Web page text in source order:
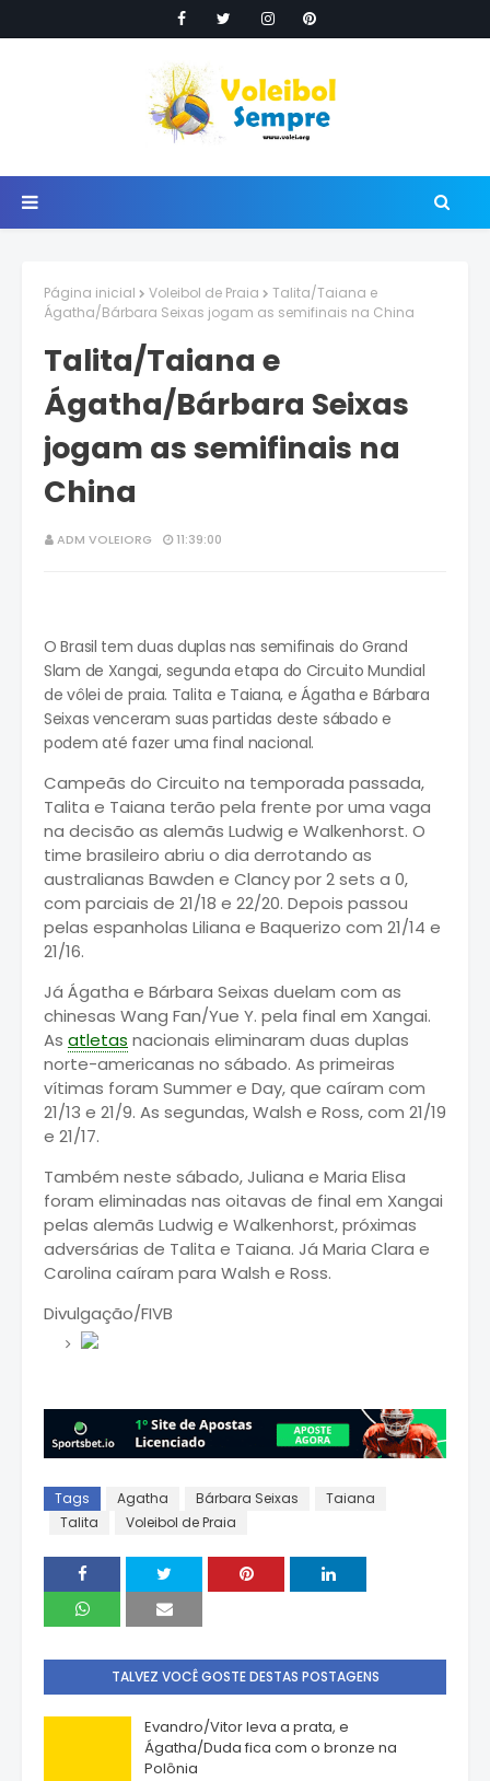
Página inicial Voleibol de Praia
Talita/Taiana e
Ágatha/Bárbara Seixas jogam as semifinais na China
Talita/Taiana e
Ágatha/Bárbara Seixas
jogam as semifinais na
China
ADM VOLEIORG 11:39:00
O Brasil tem duas duplas nas semifinais do Grand
Slam de Xangai, segunda etapa do Circuito Mundial
de vôlei de praia. Talita e Taiana, e Ágatha e Bárbara
Seixas venceram suas partidas deste sábado e
podem até fazer uma final nacional.
Campeãs do Circuito na temporada passada,
Talita e Taiana terão pela frente por uma vaga
na decisão as alemãs Ludwig e Walkenhorst. O
time brasileiro abriu o dia derrotando as
australianas Bawden e Clancy por 2 sets a 0,
com parciais de 21/18 e 22/20. Depois passou
pelas espanholas Liliana e Baquerizo com 21/14 e
21/16.
Já Ágatha e Bárbara Seixas duelam com as
chinesas Wang Fan/Yue Y. pela final em Xangai.
As atletas nacionais eliminaram duas duplas
norte-americanas no sábado. As primeiras
vítimas foram Summer e Day, que caíram com
21/13 e 21/9. As segundas, Walsh e Ross, com 21/19
e 21/17.
Também neste sábado, Juliana e Maria Elisa
foram eliminadas nas oitavas de final em Xangai
pelas alemãs Ludwig e Walkenhorst, próximas
adversárias de Talita e Taiana. Já Maria Clara e
Carolina caíram para Walsh e Ross.
Divulgação/FIVB
Tags Agatha Bárbara Seixas
Taiana
Talita
Voleibol de Praia
TALVEZ VOCÊ GOSTE DESTAS POSTAGENS
Evandro/Vitor leva a prata, e
Ágatha/Duda fica com o bronze na
Polônia